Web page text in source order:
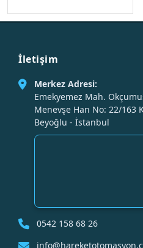
İletişim
Merkez Adresi:
Emekyemez Mah.
Menevşe Han No: 22/163
Beyoğlu - İstanbul
0542 158 68 26